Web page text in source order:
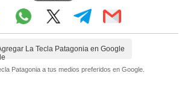
La Tecla Patagonia en Google
Patagonia a tus medios preferidos en Google.